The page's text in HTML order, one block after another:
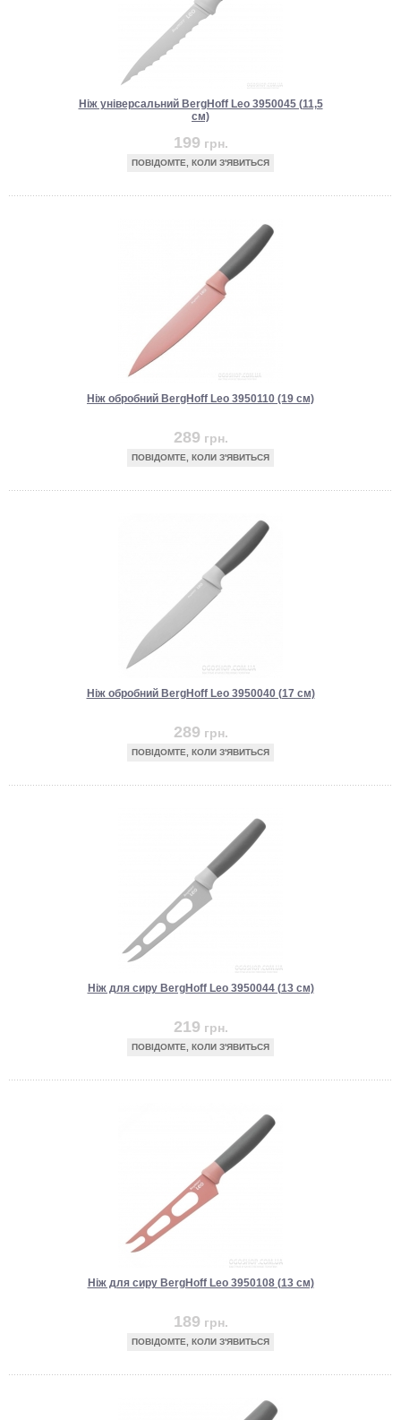
Ніж універсальний BergHoff Leo 3950045 (11,5
см)
199 грн.
ПОВІДОМТЕ, КОЛИ З'ЯВИТЬСЯ
Ніж обробний BergHoff Leo 3950110 (19 см)
289 грн.
ПОВІДОМТЕ, КОЛИ З'ЯВИТЬСЯ
Ніж обробний BergHoff Leo 3950040 (17 см)
289 грн.
ПОВІДОМТЕ, КОЛИ З'ЯВИТЬСЯ
Ніж для сиру BergHoff Leo 3950044 (13 см)
219 грн.
ПОВІДОМТЕ, КОЛИ З'ЯВИТЬСЯ
Ніж для сиру BergHoff Leo 3950108 (13 см)
189 грн.
ПОВІДОМТЕ, КОЛИ З'ЯВИТЬСЯ